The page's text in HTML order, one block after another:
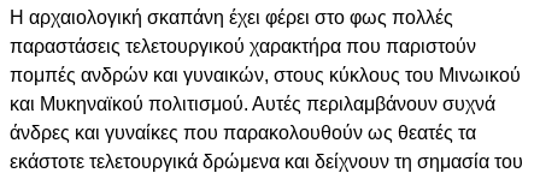
Η αρχαιολογική σκαπάνη έχει φέρει στο φως πολλές
παραστάσεις τελετουργικού χαρακτήρα που παριστούν
πομπές ανδρών και γυναικών, στους κύκλους του Μινωικού
και Μυκηναϊκού πολιτισμού. Αυτές περιλαμβάνουν συχνά
άνδρες και γυναίκες που παρακολουθούν ως θεατές τα
εκάστοτε τελετουργικά δρώμενα και δείχνουν τη σημασία του